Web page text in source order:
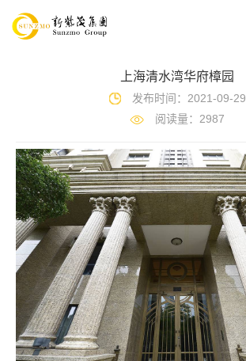
上海清水湾华府樟园
发布时间：2021-09-29
阅读量：2987